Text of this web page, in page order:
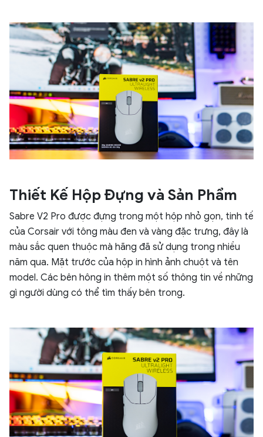
Thiết Kế Hộp Đựng và Sản Phẩm
Sabre V2 Pro được đựng trong một hộp nhỏ gọn, tinh tế
của Corsair với tông màu đen và vàng đặc trưng, đây là
màu sắc quen thuộc mà hãng đã sử dụng trong nhiều
năm qua. Mặt trước của hộp in hình ảnh chuột và tên
model. Các bên hông in thêm một số thông tin về những
gì người dùng có thể tìm thấy bên trong.